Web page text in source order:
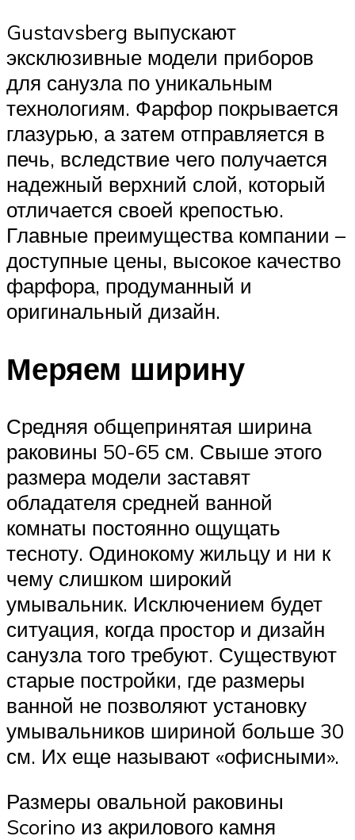
Gustavsberg выпускают
эксклюзивные модели приборов
для санузла по уникальным
технологиям. Фарфор покрывается
глазурью, а затем отправляется в
печь, вследствие чего получается
надежный верхний слой, который
отличается своей крепостью.
Главные преимущества компании –
доступные цены, высокое качество
фарфора, продуманный и
оригинальный дизайн.
Меряем ширину
Средняя общепринятая ширина
раковины 50-65 см. Свыше этого
размера модели заставят
обладателя средней ванной
комнаты постоянно ощущать
тесноту. Одинокому жильцу и ни к
чему слишком широкий
умывальник. Исключением будет
ситуация, когда простор и дизайн
санузла того требуют. Существуют
старые постройки, где размеры
ванной не позволяют установку
умывальников шириной больше 30
см. Их еще называют «офисными».
Размеры овальной раковины
Scorino из акрилового камня